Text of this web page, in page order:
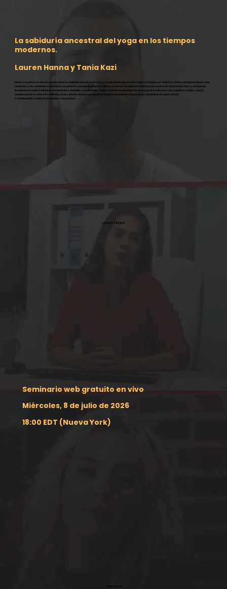
La sabiduría ancestral del yoga en los tiempos
modernos.
Lauren Hanna y Tania Kazi
Únete a nosotros en directo para explorar la sabiduría ancestral del yoga y su relevancia para la vida moderna. Dirigido por Tania Kazi, junto con Lauren Hanna, este
seminario web combinará movimiento, respiración consciente, atención plena y prácticas de sanación holística para promover el bienestar físico y emocional.
Inspirándose en las tradiciones de bienestar orientales y occidentales, Tania y Lauren compartirán cómo el yoga, la meditación y las prácticas mente-cuerpo
pueden ayudar a cultivar la resiliencia, la paz interior, la autoconciencia, el equilibrio emocional y la presencia corporal en el mundo actual.
A continuación, sesión de preguntas y respuestas.
Lauren Hanna
Seminario web gratuito en vivo
Miércoles, 8 de julio de 2026
18:00 EDT (Nueva York)
Tania Kazi